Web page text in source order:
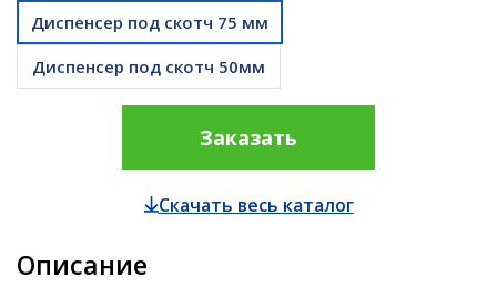
Диспенсер под скотч 75 мм
Диспенсер под скотч 50мм
Заказать
Скачать весь каталог
Описание